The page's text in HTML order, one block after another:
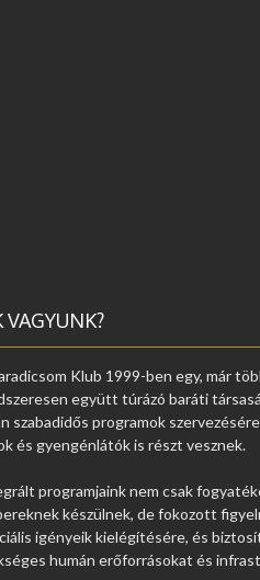
VAGYUNK?
Klub 1999-ben egy, már
együtt túrázó baráti
szabadidős programok
és gyengénlátók is részt vesznek.
programjaink nem csak
készülnek, de fokozott
igényeik kielégítésére, és
humán erőforrásokat és